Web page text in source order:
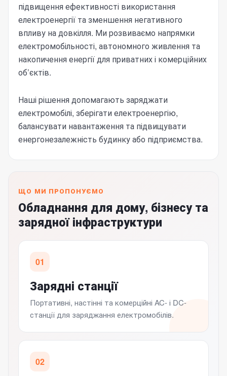
підвищення ефективності використання
електроенергії та зменшення негативного
впливу на довкілля. Ми розвиваємо напрямки
електромобільності, автономного живлення та
накопичення енергії для приватних і комерційних
об’єктів.
Наші рішення допомагають заряджати
електромобілі, зберігати електроенергію,
балансувати навантаження та підвищувати
енергонезалежність будинку або підприємства.
ЩО МИ ПРОПОНУЄМО
Обладнання для дому, бізнесу та
зарядної інфраструктури
01
Зарядні станції
Портативні, настінні та комерційні AC- і DC-
станції для заряджання електромобілів.
02